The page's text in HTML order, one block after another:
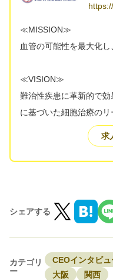
≪MISSION≫
血管の可能性を最大化
≪VISION≫
難治性疾患に革新的で
に基づいた細胞治療のリ
求
シェアする
カテゴリ
ー
CEOインタビュ
大阪
関西